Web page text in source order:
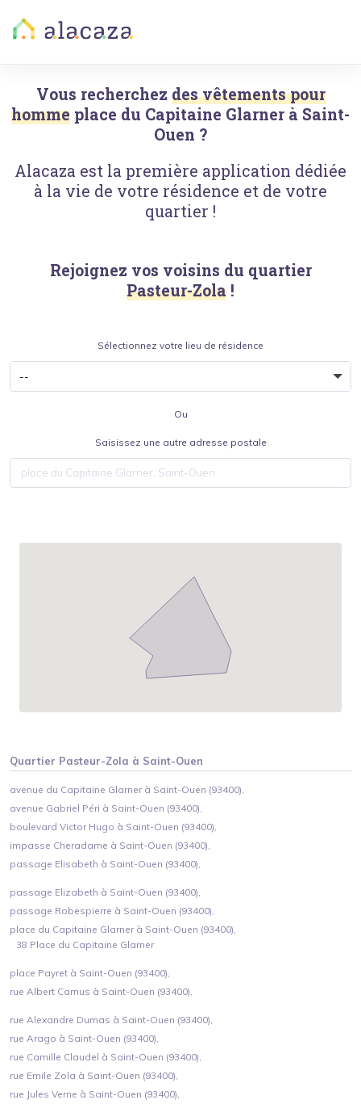
Vous recherchez des vêtements pour
homme place du Capitaine Glarner à Saint-
Ouen ?
Alacaza est la première application dédiée
à la vie de votre résidence et de votre
quartier !
Rejoignez vos voisins du quartier
Pasteur-Zola !
Sélectionnez votre lieu de résidence
Ou
Saisissez une autre adresse postale
Quartier Pasteur-Zola à Saint-Ouen
avenue du Capitaine Glarner à Saint-Ouen (93400),
avenue Gabriel Péri à Saint-Ouen (93400),
boulevard Victor Hugo à Saint-Ouen (93400),
impasse Cheradame à Saint-Ouen (93400),
passage Elisabeth à Saint-Ouen (93400),
passage Elizabeth à Saint-Ouen (93400),
passage Robespierre à Saint-Ouen (93400),
place du Capitaine Glarner à Saint-Ouen (93400),
38 Place du Capitaine Glarner
place Payret à Saint-Ouen (93400),
rue Albert Camus à Saint-Ouen (93400),
rue Alexandre Dumas à Saint-Ouen (93400),
rue Arago à Saint-Ouen (93400),
rue Camille Claudel à Saint-Ouen (93400),
rue Emile Zola à Saint-Ouen (93400),
rue Jules Verne à Saint-Ouen (93400),